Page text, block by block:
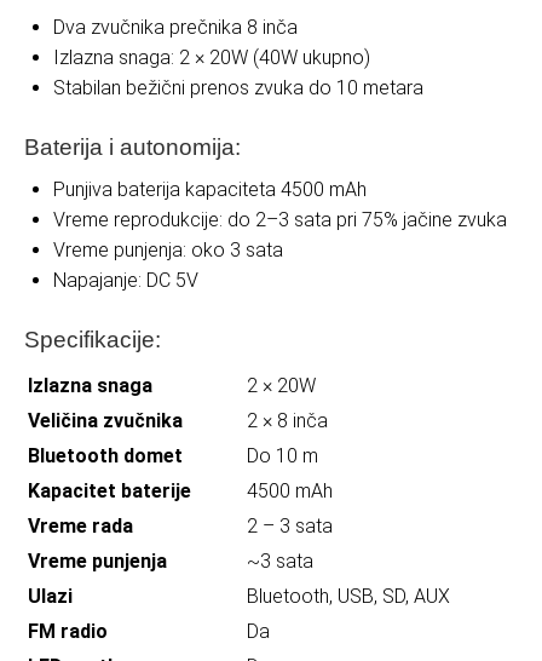
Dva zvučnika prečnika 8 inča
Izlazna snaga: 2 × 20W (40W ukupno)
Stabilan bežični prenos zvuka do 10 metara
Baterija i autonomija:
Punjiva baterija kapaciteta 4500 mAh
Vreme reprodukcije: do 2–3 sata pri 75% jačine zvuka
Vreme punjenja: oko 3 sata
Napajanje: DC 5V
Specifikacije:
Izlazna snaga
2 × 20W
Veličina zvučnika
2 × 8 inča
Bluetooth domet
Do 10 m
Kapacitet baterije
4500 mAh
Vreme rada
2 – 3 sata
Vreme punjenja
~3 sata
Ulazi
Bluetooth, USB, SD, AUX
FM radio
Da